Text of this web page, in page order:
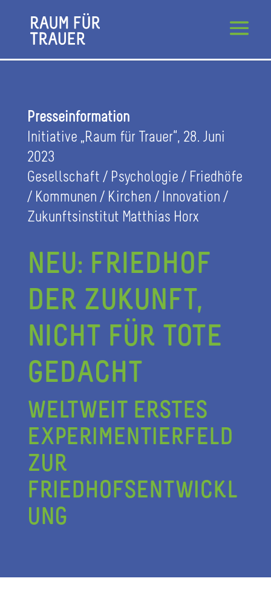
Presseinformation
Initiative „Raum für Trauer“, 28. Juni
2023
Gesellschaft / Psychologie / Friedhöfe
/ Kommunen / Kirchen / Innovation /
Zukunftsinstitut Matthias Horx
NEU: FRIEDHOF
DER ZUKUNFT,
NICHT FÜR TOTE
GEDACHT
WELTWEIT ERSTES
EXPERIMENTIERFELD
ZUR
FRIEDHOFSENTWICKL
UNG